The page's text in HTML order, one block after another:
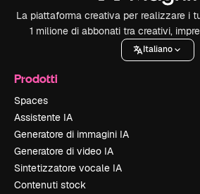
La piattaforma creativa per realizzare i
1 milione di abbonati tra creativi,
Italiano
Prodotti
Spaces
Assistente IA
Generatore di immagini IA
Generatore di video IA
Sintetizzatore vocale IA
Contenuti stock